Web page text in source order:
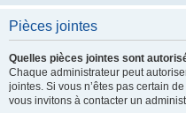
Pièces jointes
Quelles pièces jointes sont
Chaque administrateur peut
jointes. Si vous n’êtes pas certain
vous invitons à contacter un